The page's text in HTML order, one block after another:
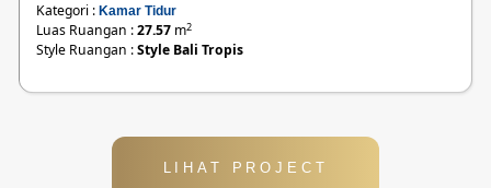
Kategori : Kamar Tidur
Luas Ruangan :27.57m2
Style Ruangan :Style Bali Tropis
LIHAT PROJECT